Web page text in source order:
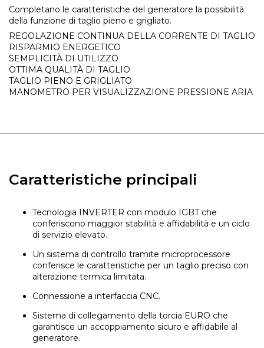
Completano le caratteristiche del generatore la possibilità
della funzione di taglio pieno e grigliato.
REGOLAZIONE CONTINUA DELLA CORRENTE DI TAGLIO
RISPARMIO ENERGETICO
SEMPLICITÀ DI UTILIZZO
OTTIMA QUALITÀ DI TAGLIO
TAGLIO PIENO E GRIGLIATO
MANOMETRO PER VISUALIZZAZIONE PRESSIONE ARIA
Caratteristiche principali
Tecnologia INVERTER con modulo IGBT che
conferiscono maggior stabilità e affidabilità e un ciclo
di servizio elevato.
Un sistema di controllo tramite microprocessore
conferisce le caratteristiche per un taglio preciso con
alterazione termica limitata.
Connessione a interfaccia CNC.
Sistema di collegamento della torcia EURO che
garantisce un accoppiamento sicuro e affidabile al
generatore.